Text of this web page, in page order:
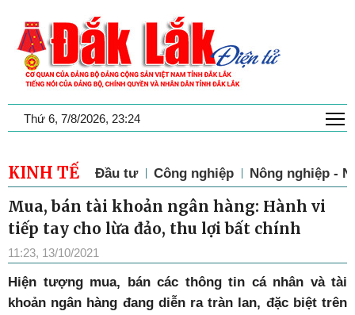
Thứ 6, 7/8/2026, 23:24
KINH TẾ Đầu tư Công nghiệp Nông nghiệp -
Mua, bán tài khoản ngân hàng: Hành vi
tiếp tay cho lừa đảo, thu lợi bất chính
11:23, 13/10/2021
Hiện tượng mua, bán các thông tin cá nhân và tài
khoản ngân hàng đang diễn ra tràn lan, đặc biệt trên